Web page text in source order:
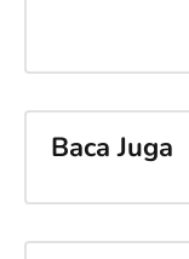
Baca Juga